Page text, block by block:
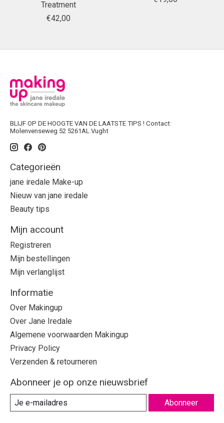
Treatment
€42,00
BLIJF OP DE HOOGTE VAN DE LAATSTE TIPS ! Contact:
Molenvenseweg 52 5261AL Vught
Categorieën
jane iredale Make-up
Nieuw van jane iredale
Beauty tips
Mijn account
Registreren
Mijn bestellingen
Mijn verlanglijst
Informatie
Over Makingup
Over Jane Iredale
Algemene voorwaarden Makingup
Privacy Policy
Verzenden & retourneren
Abonneer je op onze nieuwsbrief
Abonneer